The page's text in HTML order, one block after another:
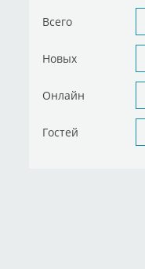
Всего
Новых
Онлайн
Гостей